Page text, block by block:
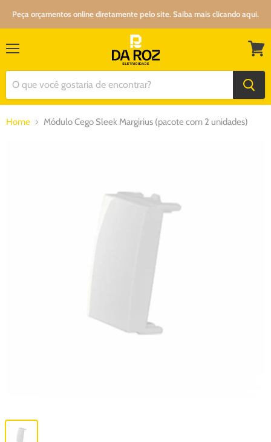
Peça orçamentos online diretamente pelo site. Saiba mais clicando aqui.
Home Módulo Cego Sleek Margirius (pacote com 2 unidades)